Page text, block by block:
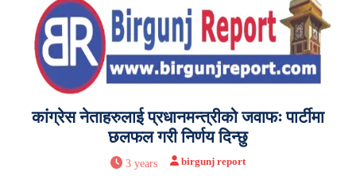
कांग्रेस नेताहरुलाई प्रधानमन्त्रीको जवाफः पार्टीमा
छलफल गरी निर्णय दिन्छु
3 years birgunj report